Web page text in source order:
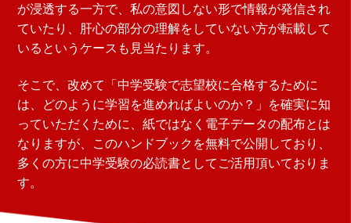
が浸透する一方で、私の意図しない形で情報が発信され
ていたり、肝心の部分の理解をしていない方が転載して
いるというケースも見当たります。
そこで、改めて「中学受験で志望校に合格するために
は、どのように学習を進めればよいのか？」を確実に知
っていただくために、紙ではなく電子データの配布とは
なりますが、このハンドブックを無料で公開しており、
多くの方に中学受験の必読書としてご活用頂いておりま
す。